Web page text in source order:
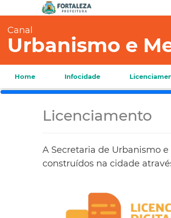
Canal
Urbanismo e
Home Infocidade
Licenciamento
A Secretaria de Urbanismo
construídos na cidade